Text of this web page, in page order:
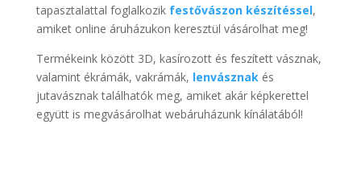
tapasztalattal foglalkozikfestővászon készítéssel,
amiket online áruházukon keresztül vásárolhat meg!
Termékeink között 3D, kasírozott és feszített vásznak,
valamint ékrámák, vakrámák, lenvásznak és
jutavásznak találhatók meg, amiket akár képkerettel
együtt is megvásárolhat webáruházunk kínálatából!